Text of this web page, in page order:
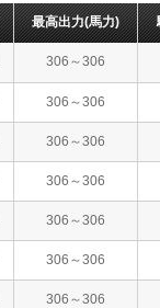
最高出力(馬力)
306～306
306～306
306～306
306～306
306～306
306～306
306～306